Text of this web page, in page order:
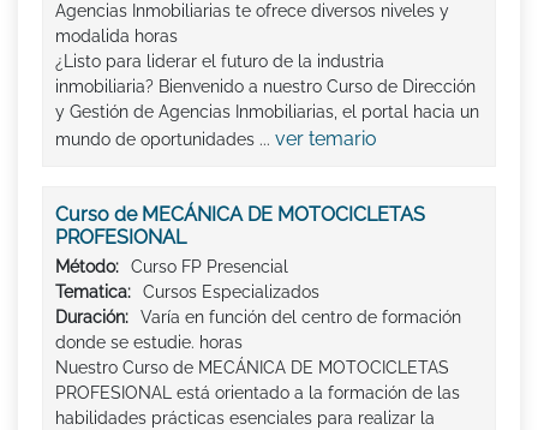
Agencias Inmobiliarias te ofrece diversos niveles y
modalida horas
¿Listo para liderar el futuro de la industria
inmobiliaria? Bienvenido a nuestro Curso de Dirección
y Gestión de Agencias Inmobiliarias, el portal hacia un
mundo de oportunidades ... ver temario
Curso de MECÁNICA DE MOTOCICLETAS
PROFESIONAL
Método:
Curso FP Presencial
Tematica:
Cursos Especializados
Duración:
Varía en función del centro de formación
donde se estudie. horas
Nuestro Curso de MECÁNICA DE MOTOCICLETAS
PROFESIONAL está orientado a la formación de las
habilidades prácticas esenciales para realizar la